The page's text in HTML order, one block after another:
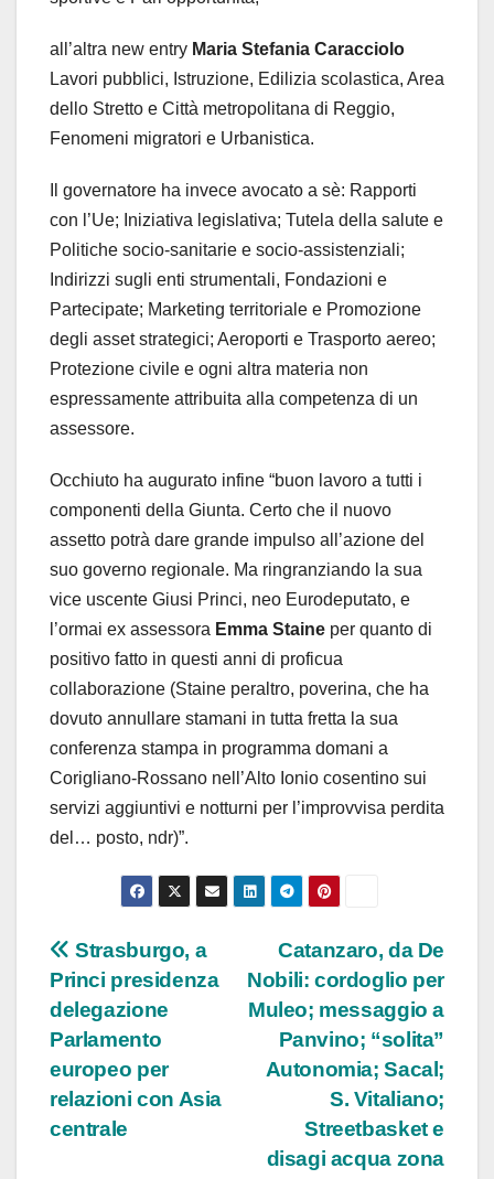
all’altra new entry Maria Stefania Caracciolo
Lavori pubblici, Istruzione, Edilizia scolastica, Area
dello Stretto e Città metropolitana di Reggio,
Fenomeni migratori e Urbanistica.
Il governatore ha invece avocato a sè: Rapporti
con l’Ue; Iniziativa legislativa; Tutela della salute e
Politiche socio-sanitarie e socio-assistenziali;
Indirizzi sugli enti strumentali, Fondazioni e
Partecipate; Marketing territoriale e Promozione
degli asset strategici; Aeroporti e Trasporto aereo;
Protezione civile e ogni altra materia non
espressamente attribuita alla competenza di un
assessore.
Occhiuto ha augurato infine “buon lavoro a tutti i
componenti della Giunta. Certo che il nuovo
assetto potrà dare grande impulso all’azione del
suo governo regionale. Ma ringranziando la sua
vice uscente Giusi Princi, neo Eurodeputato, e
l’ormai ex assessora Emma Staine per quanto di
positivo fatto in questi anni di proficua
collaborazione (Staine peraltro, poverina, che ha
dovuto annullare stamani in tutta fretta la sua
conferenza stampa in programma domani a
Corigliano-Rossano nell’Alto Ionio cosentino sui
servizi aggiuntivi e notturni per l’improvvisa perdita
del… posto, ndr)”.
Navigazione
articoli
Catanzaro, da De
Nobili: cordoglio per
Muleo; messaggio a
Panvino; “solita”
Autonomia; Sacal;
S. Vitaliano;
Streetbasket e
disagi acqua zona
Strasburgo, a
Princi presidenza
delegazione
Parlamento
europeo per
relazioni con Asia
centrale